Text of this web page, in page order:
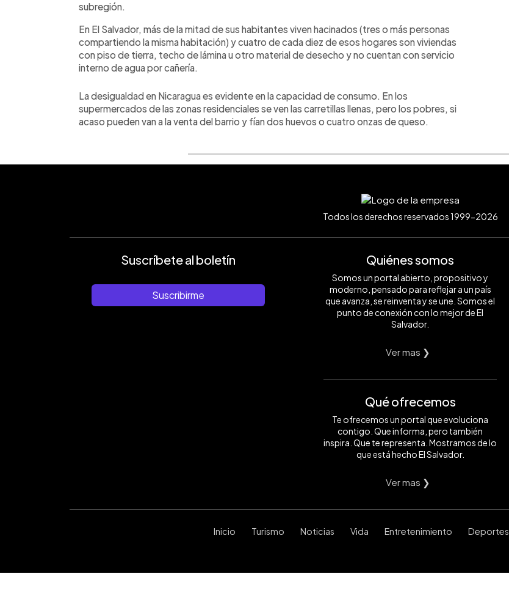
subregión.
En El Salvador, más de la mitad de sus habitantes viven hacinados (tres o más personas
compartiendo la misma habitación) y cuatro de cada diez de esos hogares son viviendas
con piso de tierra, techo de lámina u otro material de desecho y no cuentan con servicio
interno de agua por cañería.
La desigualdad en Nicaragua es evidente en la capacidad de consumo. En los
supermercados de las zonas residenciales se ven las carretillas llenas, pero los pobres, si
acaso pueden van a la venta del barrio y fían dos huevos o cuatro onzas de queso.
Todos los derechos reservados 1999-2026
Suscríbete al boletín
Suscribirme
Quiénes somos
Somos un portal abierto, propositivo y
moderno, pensado para reflejar a un país
que avanza, se reinventa y se une. Somos el
punto de conexión con lo mejor de El
Salvador.
Ver mas ❯
Qué ofrecemos
Te ofrecemos un portal que evoluciona
contigo. Que informa, pero también
inspira. Que te representa. Mostramos de lo
que está hecho El Salvador.
Ver mas ❯
Inicio Turismo Noticias Vida Entretenimiento Deportes